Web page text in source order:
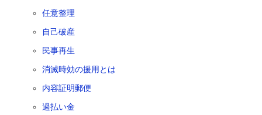
任意整理
自己破産
民事再生
消滅時効の援用とは
内容証明郵便
過払い金